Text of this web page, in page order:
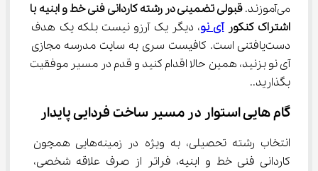
می‌آموزند.
قبولی تضمینی در رشته کاردانی فنی خط و ابنیه با
اشتراک کنکور آی نو، دیگر یک آرزو نیست بلکه یک هدف
دست‌یافتنی است. کافیست سری به سایت مدرسه مجازی
آی نو بزنید، همین حالا اقدام کنید و قدم در مسیر موفقیت
بگذارید..
گام ‌هایی استوار در مسیر ساخت فردایی پایدار
انتخاب رشته تحصیلی، به ویژه در زمینه‌هایی همچون
کاردانی فنی خط و ابنیه، فراتر از صرف علاقه شخصی،